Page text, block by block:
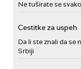
Ne tuširate se
Cestitke za uspeh
Da li ste znali da se
Srbiji